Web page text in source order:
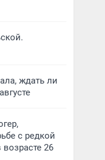
ждать ли
с редкой
26